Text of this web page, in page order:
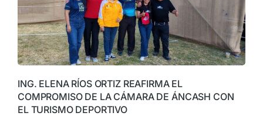
ING. ELENA RÍOS ORTIZ REAFIRMA EL
COMPROMISO DE LA CÁMARA DE ÁNCASH CON
EL TURISMO DEPORTIVO